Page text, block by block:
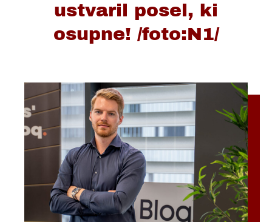
ustvaril posel, ki
osupne! /foto:N1/